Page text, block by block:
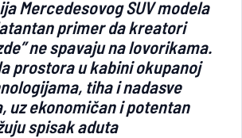
Mercedesovog SUV modela
primer da kreatori
ne spavaju na lovorikama.
prostora u kabini okupanoj
tiha i nadasve
uz ekonomičan i potentan
spisak aduta